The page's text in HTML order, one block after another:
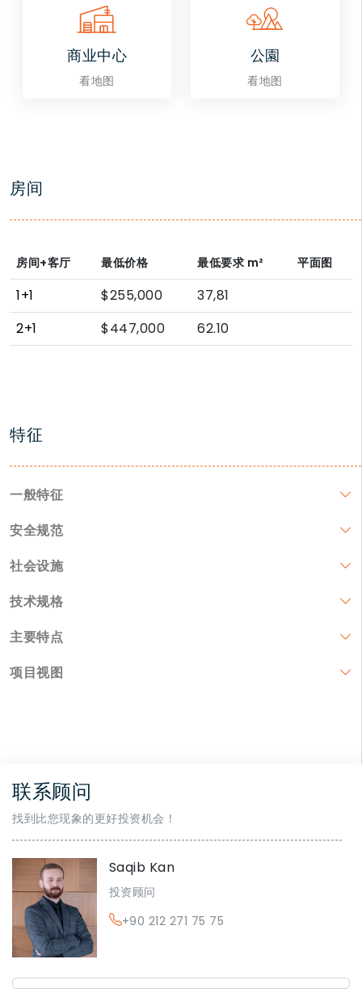
商业中心
看地图
公園
看地图
房间
房间+客厅 最低价格 最低要求 m² 平面图
1+1 $255,000
37,81
2+1
$447,000 62.10
特征
一般特征
安全规范
社会设施
技术规格
主要特点
项目视图
联系顾问
找到比您现象的更好投资机会！
Saqib Kan
投资顾问
+90 212 271 75 75